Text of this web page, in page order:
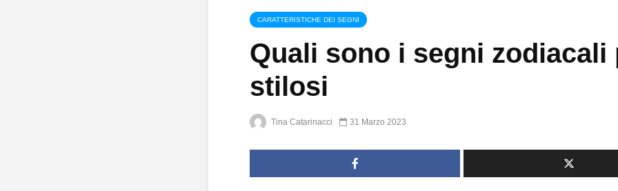
CARATTERISTICHE DEI SEGNI
Quali sono i segni zodiacali
stilosi
Tina Catarinacci 31 Marzo 2023